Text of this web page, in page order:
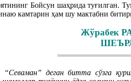
Бойсун шаҳрида туғилган.
камтарин ҳам шу мактабни
Жўрабек
деган битта cўзга